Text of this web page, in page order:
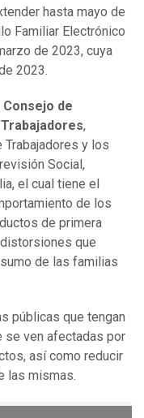
hasta mayo de
Familiar Electrónico
de 2023, cuya
2023.
de
,
Trabajadores y los
Social,
el cual tiene el
de los
de primera
que
de las familias
públicas que tengan
ven afectadas por
así como reducir
las mismas.